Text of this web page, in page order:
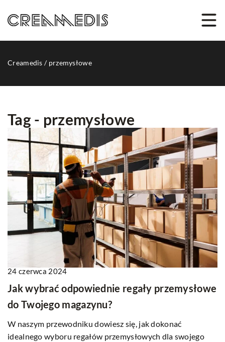
Creamedis / przemysłowe
Tag - przemysłowe
24 czerwca 2024
Jak wybrać odpowiednie regały przemysłowe
do Twojego magazynu?
W naszym przewodniku dowiesz się, jak dokonać
idealnego wyboru regałów przemysłowych dla swojego